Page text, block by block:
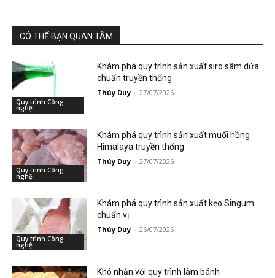
CÓ THỂ BẠN QUAN TÂM
Quy trình Công
nghệ
Khám phá quy trình sản xuất siro sâm dứa
chuẩn truyền thống
Thúy Duy - 27/07/2026
Quy trình Công
nghệ
Khám phá quy trình sản xuất muối hồng
Himalaya truyền thống
Thúy Duy - 27/07/2026
Quy trình Công
nghệ
Khám phá quy trình sản xuất kẹo Singum
chuẩn vị
Thúy Duy - 26/07/2026
Khó nhằn với quy trình làm bánh